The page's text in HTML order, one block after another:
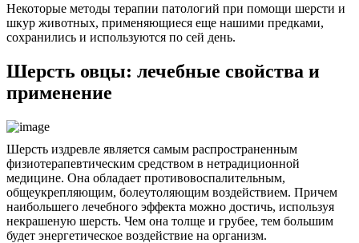
Некоторые методы терапии патологий при помощи шерсти и
шкур животных, применяющиеся еще нашими предками,
сохранились и используются по сей день.
Шерсть овцы: лечебные свойства и
применение
Шерсть издревле является самым распространенным
физиотерапевтическим средством в нетрадиционной
медицине. Она обладает противовоспалительным,
общеукрепляющим, болеутоляющим воздействием. Причем
наибольшего лечебного эффекта можно достичь, используя
некрашеную шерсть. Чем она толще и грубее, тем большим
будет энергетическое воздействие на организм.